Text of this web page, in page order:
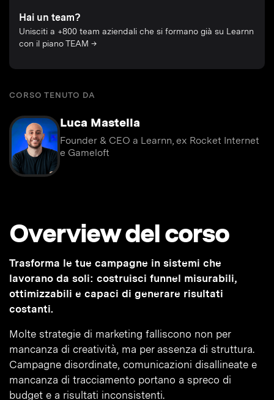
Hai un team?
Unisciti a +800 team aziendali che si formano già su Learnn
con il piano TEAM →
CORSO TENUTO DA
Luca Mastella
Founder & CEO a Learnn, ex Rocket Internet
e Gameloft
Overview del corso
Trasforma le tue campagne in sistemi che
lavorano da soli: costruisci funnel misurabili,
ottimizzabili e capaci di generare risultati
costanti.
Molte strategie di marketing falliscono non per
mancanza di creatività, ma per assenza di struttura.
Campagne disordinate, comunicazioni disallineate e
mancanza di tracciamento portano a spreco di
budget e a risultati inconsistenti.